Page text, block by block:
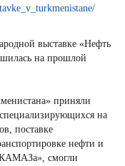
выставке «Нефть
на прошлой
приняли
на
поставке
нефти и
смогли